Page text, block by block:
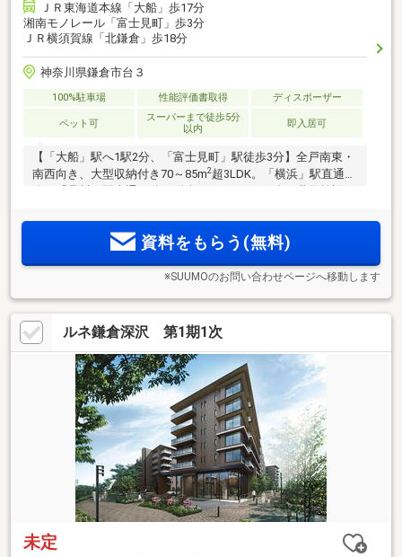
ＪＲ東海道本線「大船」歩17分
湘南モノレール「富士見町」歩3分
ＪＲ横須賀線「北鎌倉」歩18分
神奈川県鎌倉市台３
100%駐車場 性能評価書取得 ディスポーザー
ペット可
スーパーまで徒歩5分
以内
即入居可
【「大船」駅へ1駅2分、「富士見町」駅徒歩3分】全戸南東・
南西向き、大型収納付き70～85m2超3LDK。「横浜」駅直通15
資料をもらう(無料)
※SUUMOのお問い合わせページへ移動します
ルネ鎌倉深沢 第1期1次
未定